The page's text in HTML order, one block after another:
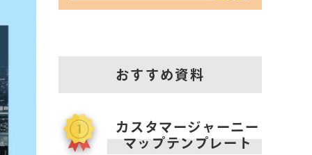
おすすめ資料
カスタマージャーニー
マップテンプレート